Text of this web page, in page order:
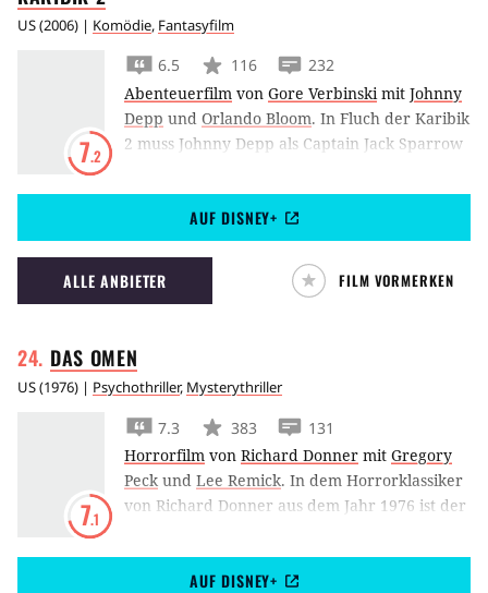
US(2006) | Komödie, Fantasyfilm
7.2
6.5 116
232
Abenteuerfilm von Gore Verbinski mit Johnny
Depp und Orlando Bloom. In Fluch der Karibik
2 muss Johnny Depp als Captain Jack Sparrow
um sein geliebtes Schiff zu behalten.
AUF DISNEY+
ALLE ANBIETER FILM VORMERKEN
DAS OMEN
US(1976) | Psychothriller, Mysterythriller
7.1
7.3 383
131
Horrorfilm von Richard Donner mit Gregory
Peck und Lee Remick. In dem Horrorklassiker
von Richard Donner aus dem Jahr 1976 ist der
nur seinen Eltern macht er das Leben zur
AUF DISNEY+